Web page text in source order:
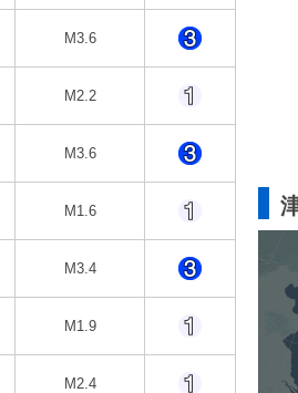
M3.6
M2.2
M3.6
M1.6
M3.4
M1.9
M2.4